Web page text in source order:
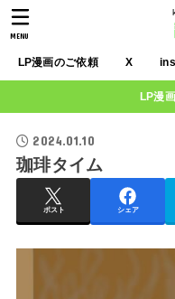
LP漫画のご依頼 X
MENU
LP漫
2024.01.10
珈琲タイム
ポスト シェア